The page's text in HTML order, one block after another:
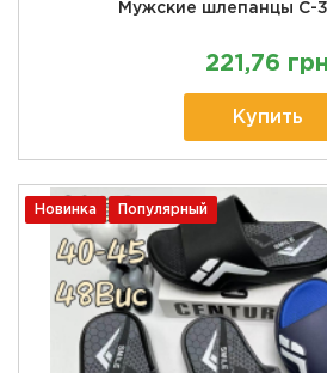
Мужские шлепанцы C-
221,76 грн
Купить
Новинка Популярный